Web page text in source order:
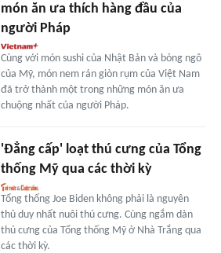
món ăn ưa thích hàng đầu của
người Pháp
Cùng với món sushi của Nhật Bản và bỏng ngô
của Mỹ, món nem rán giòn rụm của Việt Nam
đã trở thành một trong những món ăn ưa
chuộng nhất của người Pháp.
'Đẳng cấp' loạt thú cưng của Tổng
thống Mỹ qua các thời kỳ
Tổng thống Joe Biden không phải là nguyên
thủ duy nhất nuôi thú cưng. Cùng ngắm dàn
thú cưng của Tổng thống Mỹ ở Nhà Trắng qua
các thời kỳ.